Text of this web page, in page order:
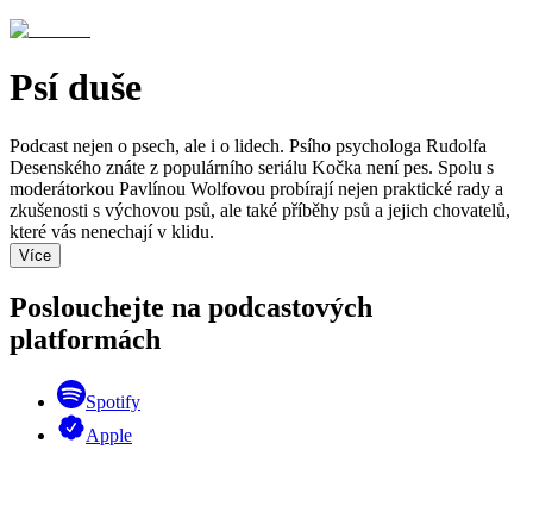
Psí duše
Podcast nejen o psech, ale i o lidech. Psího psychologa Rudolfa
Desenského znáte z populárního seriálu Kočka není pes. Spolu s
moderátorkou Pavlínou Wolfovou probírají nejen praktické rady a
zkušenosti s výchovou psů, ale také příběhy psů a jejich chovatelů,
které vás nenechají v klidu.
Více
Poslouchejte na podcastových
platformách
Spotify
Apple